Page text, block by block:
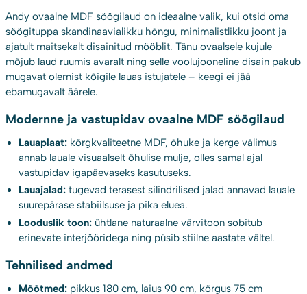
Andy ovaalne MDF söögilaud on ideaalne valik, kui otsid oma
söögituppa skandinaavialikku hõngu, minimalistlikku joont ja
ajatult maitsekalt disainitud mööblit. Tänu ovaalsele kujule
mõjub laud ruumis avaralt ning selle voolujooneline disain pakub
mugavat olemist kõigile lauas istujatele – keegi ei jää
ebamugavalt äärele.
Modernne ja vastupidav ovaalne MDF söögilaud
Lauaplaat:kõrgkvaliteetne MDF, õhuke ja kerge välimus
annab lauale visuaalselt õhulise mulje, olles samal ajal
vastupidav igapäevaseks kasutuseks.
Lauajalad:tugevad terasest silindrilised jalad annavad lauale
suurepärase stabiilsuse ja pika eluea.
Looduslik toon:ühtlane naturaalne värvitoon sobitub
erinevate interjööridega ning püsib stiilne aastate vältel.
Tehnilised andmed
Mõõtmed:pikkus 180 cm, laius 90 cm, kõrgus 75 cm